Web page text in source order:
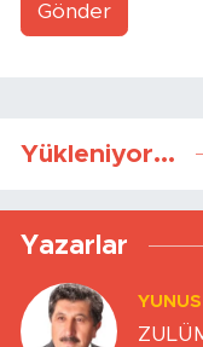
Gönder
Yükleniyor...
Yazarlar